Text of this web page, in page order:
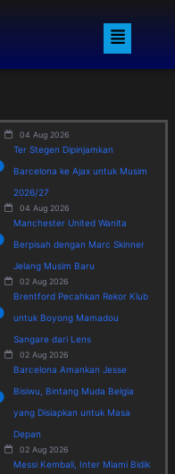
Menu
04 Aug 2026
Ter Stegen Dipinjamkan
Barcelona ke Ajax untuk Musim
2026/27
04 Aug 2026
Manchester United Wanita
Berpisah dengan Marc Skinner
Jelang Musim Baru
02 Aug 2026
Brentford Pecahkan Rekor Klub
untuk Boyong Mamadou
Sangare dari Lens
02 Aug 2026
Barcelona Amankan Jesse
Bisiwu, Bintang Muda Belgia
yang Disiapkan untuk Masa
Depan
02 Aug 2026
Messi Kembali, Inter Miami Bidik